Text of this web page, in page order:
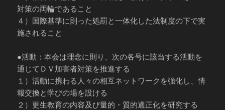
対策の両輪であること
４）国際基準に則った処罰と一体化した法制度の下で実
施されること
●活動：本会は理念に則り、次の各号に該当する活動を
通じてＤＶ加害者対策を推進する
１）活動に携わる人々の相互ネットワークを強化し、情
報交換と学びの場を設ける
２）更生教育の内容及び量的・質的適正化を研究する